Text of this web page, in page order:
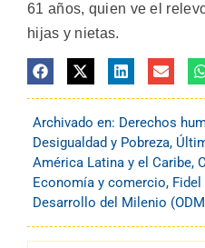
61 años, quien ve el
hijas y nietas.
Archivado en: Derechos
Desigualdad y Pobreza,
América Latina y el Caribe,
Economía y comercio,
Desarrollo del Milenio